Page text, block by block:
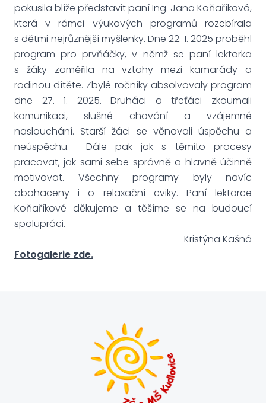
pokusila blíže představit paní Ing. Jana Koňaříková,
která v rámci výukových programů rozebírala
s dětmi nejrůznější myšlenky. Dne 22. 1. 2025 proběhl
program pro prvňáčky, v němž se paní lektorka
s žáky zaměřila na vztahy mezi kamarády a
rodinou dítěte. Zbylé ročníky absolvovaly program
dne 27. 1. 2025. Druháci a třeťáci zkoumali
komunikaci, slušné chování a vzájemné
naslouchání. Starší žáci se věnovali úspěchu a
neúspěchu. Dále pak jak s těmito procesy
pracovat, jak sami sebe správně a hlavně účinně
motivovat. Všechny programy byly navíc
obohaceny i o relaxační cviky. Paní lektorce
Koňaříkové děkujeme a těšíme se na budoucí
spolupráci.
Kristýna Kašná
Fotogalerie zde.